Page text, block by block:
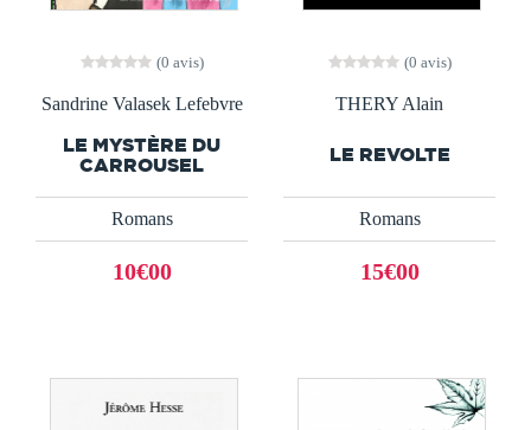
(0 avis)
Sandrine Valasek Lefebvre
LE MYSTÈRE DU
CARROUSEL
Romans
10€00
(0 avis)
THERY Alain
LE REVOLTE
Romans
15€00